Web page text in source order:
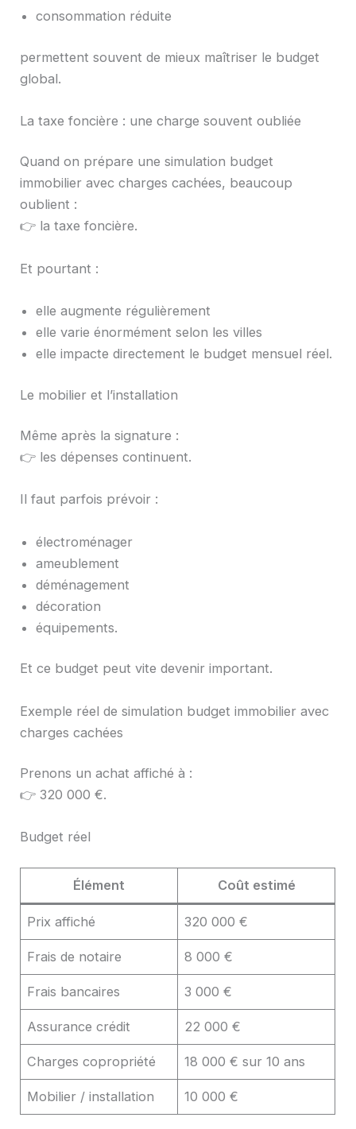
consommation réduite
permettent souvent de mieux maîtriser le budget
global.
La taxe foncière : une charge souvent oubliée
Quand on prépare une simulation budget
immobilier avec charges cachées, beaucoup
oublient :
👉 la taxe foncière.
Et pourtant :
elle augmente régulièrement
elle varie énormément selon les villes
elle impacte directement le budget mensuel réel.
Le mobilier et l’installation
Même après la signature :
👉 les dépenses continuent.
Il faut parfois prévoir :
électroménager
ameublement
déménagement
décoration
équipements.
Et ce budget peut vite devenir important.
Exemple réel de simulation budget immobilier avec
charges cachées
Prenons un achat affiché à :
👉 320 000 €.
Budget réel
Élément Coût estimé
Prix affiché 320 000 €
Frais de notaire 8 000 €
Frais bancaires 3 000 €
Assurance crédit 22 000 €
Charges copropriété 18 000 € sur 10 ans
Mobilier / installation 10 000 €